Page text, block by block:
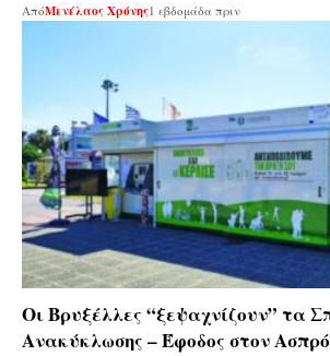
ΑπόΜενέλαος Χρόνης1 εβδομάδα πριν
Οι Βρυξέλλες “ξεψαχνίζουν” τα
Ανακύκλωσης – Έφοδος στον